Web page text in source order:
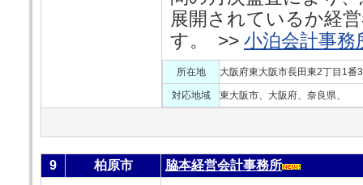
展開されているか経
す。 >> 小泊会計事務
所在地 大阪府東大阪市長田東2丁目1番
対応地域 東大阪市、大阪府、奈良県、
9 柏原市 脇本経営会計事務所